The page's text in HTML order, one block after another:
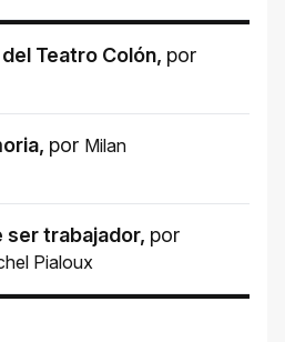
Teatro Colón, por
, por Milan
ser trabajador, por
Pialoux